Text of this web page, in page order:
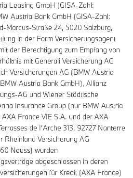
Leasing GmbH (GISA-Zahl:
Austria Bank GmbH (GISA-Zahl:
Marcus-Straße 24, 5020 Salzburg,
in der Form Versicherungsagent
der Berechtigung zum Empfang von
mit Generali Versicherung AG
Versicherungen AG (BMW Austria
Austria Bank GmbH), Allianz
AG und Wiener Städtische
Insurance Group (nur BMW Austria
France VIE S.A. und der AXA
de I’Arche 313, 92727 Nanterre
Rheinland Versicherung AG
Neuss) wurden
abgeschlossen in deren
für Kredit (AXA France)